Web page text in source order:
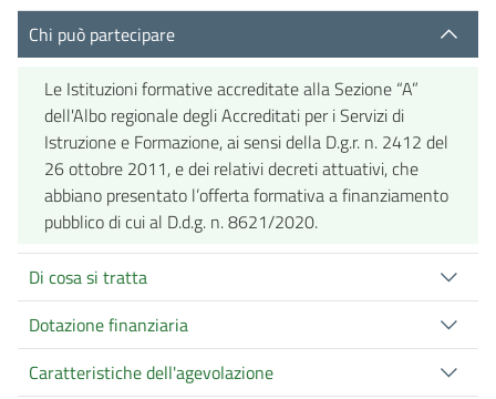
Chi può partecipare
Le Istituzioni formative accreditate alla Sezione “A”
dell'Albo regionale degli Accreditati per i Servizi di
Istruzione e Formazione, ai sensi della D.g.r. n. 2412 del
26 ottobre 2011, e dei relativi decreti attuativi, che
abbiano presentato l’offerta formativa a finanziamento
pubblico di cui al D.d.g. n. 8621/2020.
Di cosa si tratta
Dotazione finanziaria
Caratteristiche dell'agevolazione